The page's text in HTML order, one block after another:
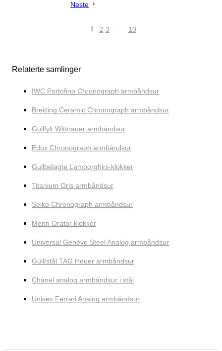
Neste
1 2 3 … 10
Relaterte samlinger
IWC Portofino Chronograph armbåndsur
Breitling Ceramic Chronograph armbåndsur
Gullfylt Wittnauer armbåndsur
Edox Chronograph armbåndsur
Gullbelagte Lamborghini-klokker
Titanium Oris armbåndsur
Seiko Chronograph armbåndsur
Menn Orator klokker
Universal Genève Steel Analog armbåndsur
Gull/stål TAG Heuer armbåndsur
Chanel analog armbåndsur i stål
Unisex Ferrari Analog armbåndsur